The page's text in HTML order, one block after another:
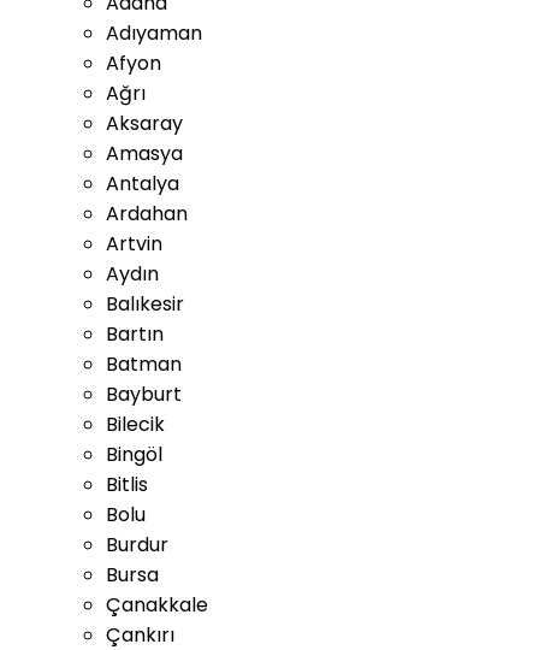
Adıyaman
Afyon
Ağrı
Aksaray
Amasya
Antalya
Ardahan
Artvin
Aydın
Balıkesir
Bartın
Batman
Bayburt
Bilecik
Bingöl
Bitlis
Bolu
Burdur
Bursa
Çanakkale
Çankırı